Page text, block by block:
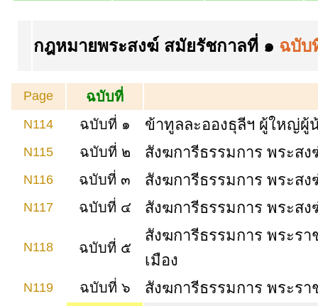
กฎหมายพระสงฆ์ สมัยรัชกาลที่ ๑ ฉบับ
Page ฉบับที่
N114 ฉบับที่ ๑ ข้าทูลละอองธุลีฯ ผู้ใหญ่ผู้
N115 ฉบับที่ ๒ สังฆการีธรรมการ พระส
N116 ฉบับที่ ๓ สังฆการีธรรมการ พระส
N117 ฉบับที่ ๔ สังฆการีธรรมการ พระส
N118 ฉบับที่ ๕
สังฆการีธรรมการ พระร
เมือง
N119 ฉบับที่ ๖ สังฆการีธรรมการ พระร